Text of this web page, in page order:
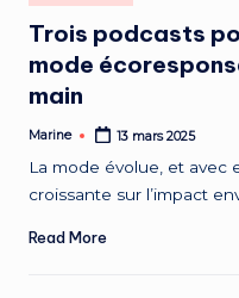
in
Trois podcasts
mode
main
Posted
Marine 13 mars 2025
La mode évolue, et avec
croissante sur l’impact
Read More